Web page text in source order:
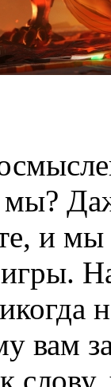
и мы
вам